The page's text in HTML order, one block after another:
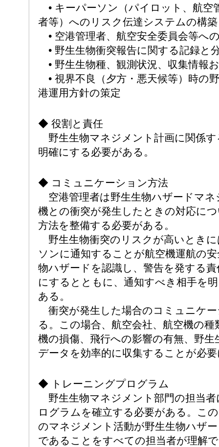
• キーパーソン（パイロット、航空
者等）へのリスク伝達システムの構築
• 空港管理者、航空安全委員会等へ
• 野生生物衝突報告に関する記録と
• 野生生物種、観測状況、収集情報
• 視界不良（夕方・悪天候等）時の
港運用方針の策定
◆ 役割と責任
野生生物マネジメント計画に関係
明確にする必要がある。
◆ コミュニケーション方法
空港管理者は野生生物ハザードマ
機との衝突が発生したときの対応に
方法を整備する必要がある。
野生生物衝突のリスクが高いとき
ソンに通知することが航空機運航の
物ハザードを認識し、警告を発する
にするとともに、通知すべき相手を
ある。
衝突が発生した場合のコミュニケ
る。この場合、航空会社、航空機の
機の損傷、飛行への影響の有無、野
データを効率的に収集することが必
◆ トレーニングプログラム
野生生物マネジメント部門の担当
ログラムを確立する必要がある。こ
のマネジメント活動が野生生物ハザ
であることをすべての担当者が理解